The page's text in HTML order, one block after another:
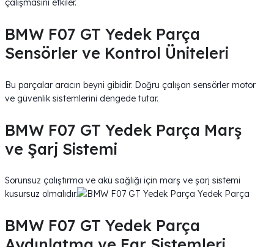
çalışmasını etkiler.
BMW F07 GT Yedek Parça
Sensörler ve Kontrol Üniteleri
Bu parçalar aracın beyni gibidir. Doğru çalışan sensörler motor
ve güvenlik sistemlerini dengede tutar.
BMW F07 GT Yedek Parça Marş
ve Şarj Sistemi
Sorunsuz çalıştırma ve akü sağlığı için marş ve şarj sistemi
kusursuz olmalıdır.
BMW F07 GT Yedek Parça